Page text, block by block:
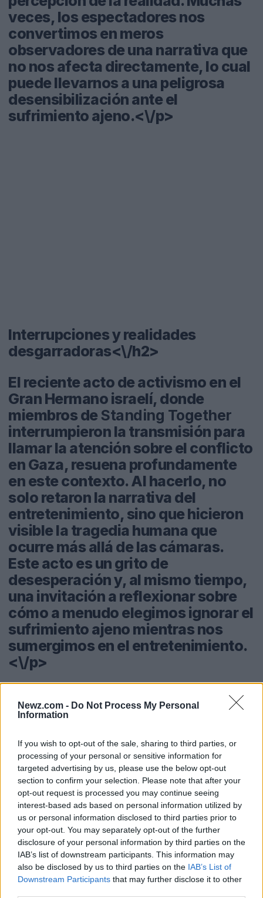
Newz.com - Do Not Process My Personal
Information
If you wish to opt-out of the sale, sharing to third parties, or
processing of your personal or sensitive information for
targeted advertising by us, please use the below opt-out
section to confirm your selection. Please note that after your
opt-out request is processed you may continue seeing
interest-based ads based on personal information utilized by
us or personal information disclosed to third parties prior to
your opt-out. You may separately opt-out of the further
disclosure of your personal information by third parties on the
IAB’s list of downstream participants. This information may
also be disclosed by us to third parties on the IAB’s List of
Downstream Participants that may further disclose it to other
veces, los espectadores nos
convertimos en meros
observadores de una narrativa que
no nos afecta directamente, lo cual
puede llevarnos a una peligrosa
desensibilización ante el
sufrimiento ajeno.<\/p>
Interrupciones y realidades
desgarradoras<\/h2>
El reciente acto de activismo en el
Gran Hermano israelí, donde
miembros de Standing Together
interrumpieron la transmisión para
llamar la atención sobre el conflicto
en Gaza, resuena profundamente
en este contexto. Al hacerlo, no
solo retaron la narrativa del
entretenimiento, sino que hicieron
visible la tragedia humana que
ocurre más allá de las cámaras.
Este acto es un grito de
desesperación y, al mismo tiempo,
una invitación a reflexionar sobre
cómo a menudo elegimos ignorar el
sufrimiento ajeno mientras nos
sumergimos en el entretenimiento.
<\/p>
Hermano, aislados desde mayo, se
la sociedad. A medida que las
alarmas suenan en la casa, evocan
las sirenas de alerta en ciudades
como Jerusalén y Tel Aviv, pero se
olvidan de la cruda realidad de
Gaza, donde tales alarmas son un
recordatorio constante de la
violencia inminente. Esta
desconexión plantea preguntas